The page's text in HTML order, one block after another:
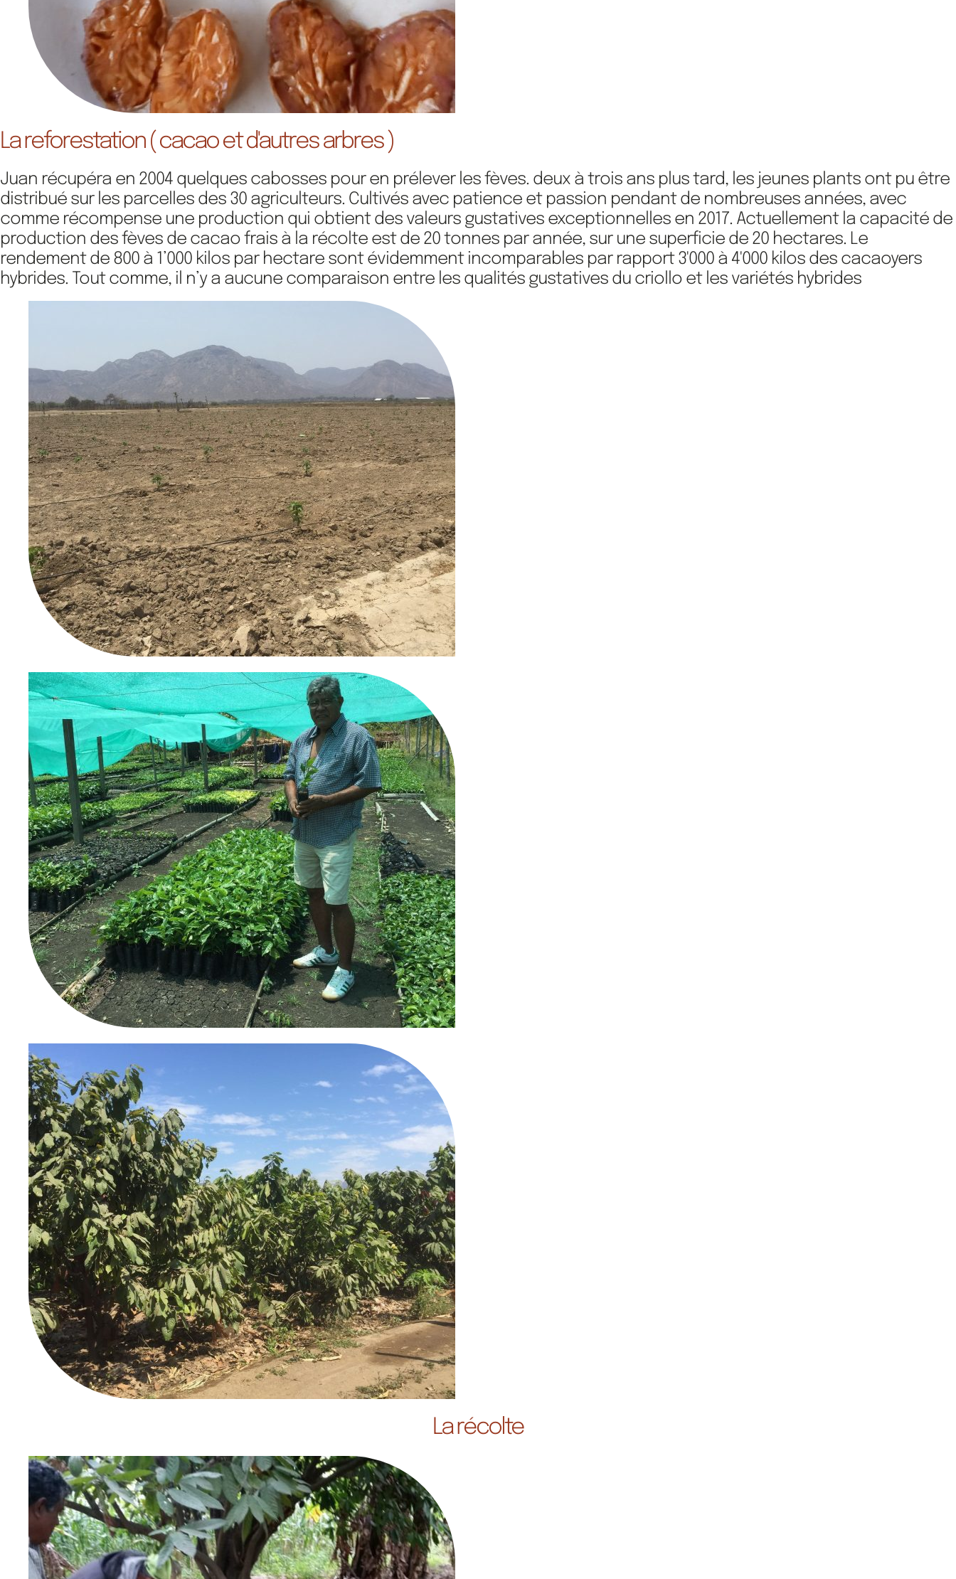
La reforestation ( cacao et d'autres arbres )
Juan récupéra en 2004 quelques cabosses pour en prélever les fèves. deux à trois ans plus tard, les jeunes plants ont pu être
distribué sur les parcelles des 30 agriculteurs. Cultivés avec patience et passion pendant de nombreuses années, avec
comme récompense une production qui obtient des valeurs gustatives exceptionnelles en 2017. Actuellement la capacité de
production des fèves de cacao frais à la récolte est de 20 tonnes par année, sur une superficie de 20 hectares. Le
rendement de 800 à 1’000 kilos par hectare sont évidemment incomparables par rapport 3'000 à 4'000 kilos des cacaoyers
hybrides. Tout comme, il n’y a aucune comparaison entre les qualités gustatives du criollo et les variétés hybrides
La récolte